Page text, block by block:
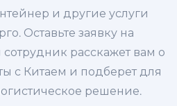
и другие услуги
Оставьте заявку на
расскажет вам о
с Китаем и подберет для
решение.